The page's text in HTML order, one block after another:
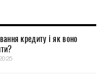
кредиту і як воно